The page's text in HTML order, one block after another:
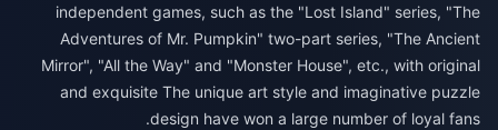
independent games, such as the "Lost Island" series, "The
Adventures of Mr. Pumpkin" two-part series, "The Ancient
Mirror", "All the Way" and "Monster House", etc., with original
and exquisite The unique art style and imaginative puzzle
design have won a large number of loyal fans.